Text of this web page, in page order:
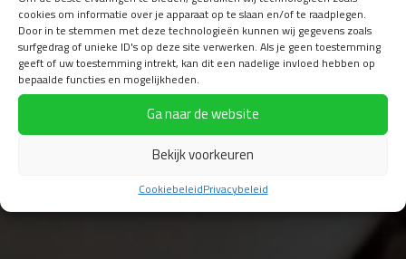
cookies om informatie over je apparaat op te slaan en/of te raadplegen.
Door in te stemmen met deze technologieën kunnen wij gegevens zoals
surfgedrag of unieke ID's op deze site verwerken. Als je geen toestemming
geeft of uw toestemming intrekt, kan dit een nadelige invloed hebben op
bepaalde functies en mogelijkheden.
Ga naar de website
Bekijk voorkeuren
CookiebeleidPrivacybeleid